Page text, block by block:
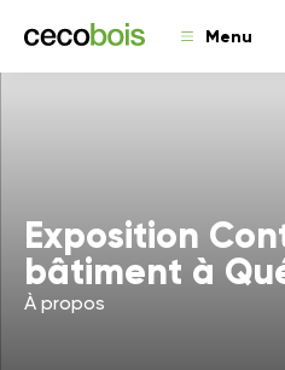
Menu
Exposition
bâtiment à
À propos